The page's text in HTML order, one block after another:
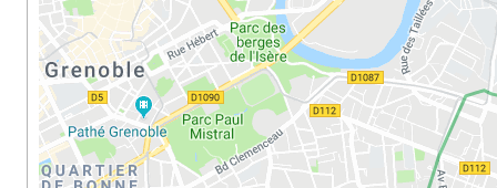
Parcours & Courses
Outils & Réseaux